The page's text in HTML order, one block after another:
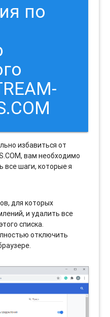
по
избавиться от
вам необходимо
все шаги, которые я
для которых
и удалить все
списка.
отключить